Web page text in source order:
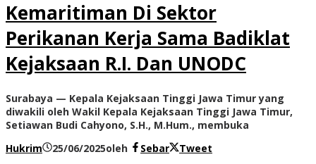
Kemaritiman Di Sektor
Perikanan Kerja Sama Badiklat
Kejaksaan R.I. Dan UNODC
Surabaya — Kepala Kejaksaan Tinggi Jawa Timur yang
diwakili oleh Wakil Kepala Kejaksaan Tinggi Jawa Timur,
Setiawan Budi Cahyono, S.H., M.Hum., membuka
Hukrim
25/06/2025oleh Sebar
Tweet